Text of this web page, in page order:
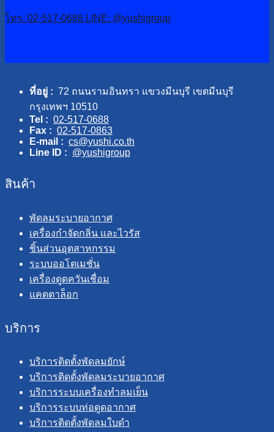
โทร. 02-517-0688 LINE: @yushigroup
ที่อยู่ : 72 ถนนรามอินทรา แขวงมีนบุรี เขตมีนบุรี
กรุงเทพฯ 10510
Tel : 02-517-0688
Fax : 02-517-0863
E-mail : cs@yushi.co.th
Line ID : @yushigroup
สินค้า
พัดลมระบายอากาศ
เครื่องกำจัดกลิ่น และไวรัส
ชิ้นส่วนอุตสาหกรรม
ระบบออโตเมชั่น
เครื่องดูดควันเชื่อม
แคตตาล็อก
บริการ
บริการติดตั้งพัดลมยักษ์
บริการติดตั้งพัดลมระบายอากาศ
บริการระบบเครื่องทำลมเย็น
บริการระบบท่อดูดอากาศ
บริการติดตั้งพัดลมใบดำ